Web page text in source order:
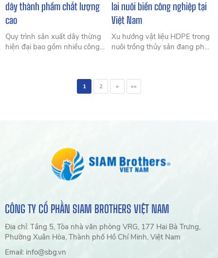
dây thành phẩm chất lượng
cao
Quy trình sản xuất dây thừng
hiện đại bao gồm nhiều công
nhằm tạo ra sản phẩm có độ
bền cao, chịu lực tốt và phù
lai nuôi biển công nghiệp tại
Việt Nam
Xu hướng vật liệu HDPE trong
nuôi trồng thủy sản đang phát
thiện môi trường và phù hợp
với mô hình nuôi biển công
1 2 » »»
CÔNG TY CỔ PHẦN SIAM BROTHERS VIỆT NAM
Địa chỉ: Tầng 5, Tòa nhà văn phòng VRG, 177 Hai Bà Trưng,
Phường Xuân Hòa, Thành phố Hồ Chí Minh, Việt Nam
Email: info@sbg.vn